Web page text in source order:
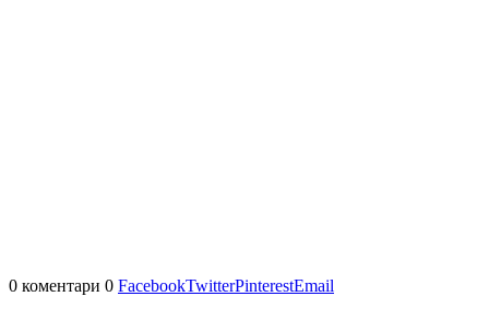
0 коментари 0 FacebookTwitterPinterestEmail